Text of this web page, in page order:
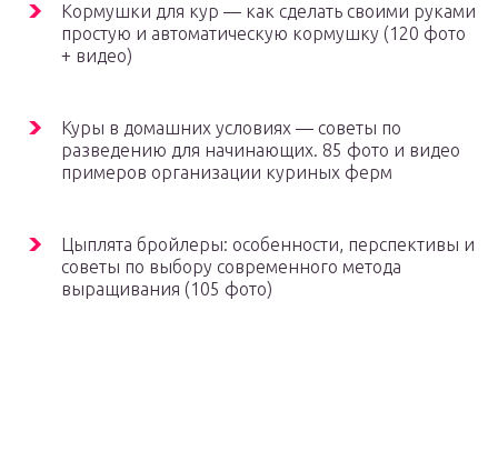
Кормушки для кур — как сделать своими руками
простую и автоматическую кормушку (120 фото
+ видео)
Куры в домашних условиях — советы по
разведению для начинающих. 85 фото и видео
примеров организации куриных ферм
Цыплята бройлеры: особенности, перспективы и
советы по выбору современного метода
выращивания (105 фото)